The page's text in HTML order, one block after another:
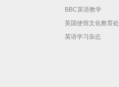
BBC英语教学
英国使馆文化教育处
英语学习杂志